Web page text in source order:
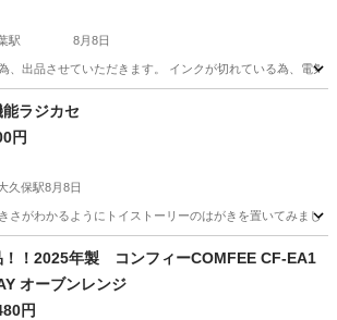
駅 8月8日
、出品させていただきます。 インクが切れている為、電
葉駅 家電
能ラジカセ
円
久保駅8月8日
さがわかるようにトイストーリーのはがきを置いてみまし
大久保駅 オーディオ
！！2025年製 コンフィーCOMFEE CF-EA1
オーブンレンジ
円